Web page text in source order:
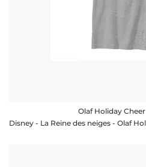
Olaf Holiday Cheer